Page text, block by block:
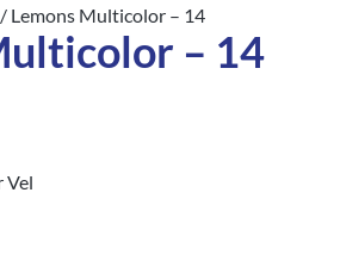
/ Lemons Multicolor – 14
– 14
Vel